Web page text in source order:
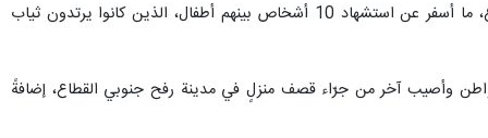
وقالت مصادر إنّ القصف الصهيوني استهدف خيمة تؤوي نازحين في منطقة المحررات غربي خان يونس جنوبي القطاع، ما أسفر عن استشهاد 10 أشخاص بينهم أطفال، الذين كانوا يرتدون ثياب
وأصيب آخر من جرّاء قصف منزلٍ في مدينة رفح جنوبي القطاع، إضافةً